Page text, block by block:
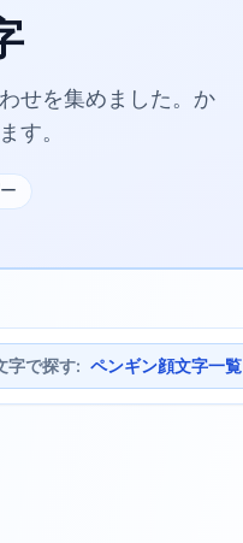
せを集めました。か
す。
字で探す: ペンギン顔文字一覧